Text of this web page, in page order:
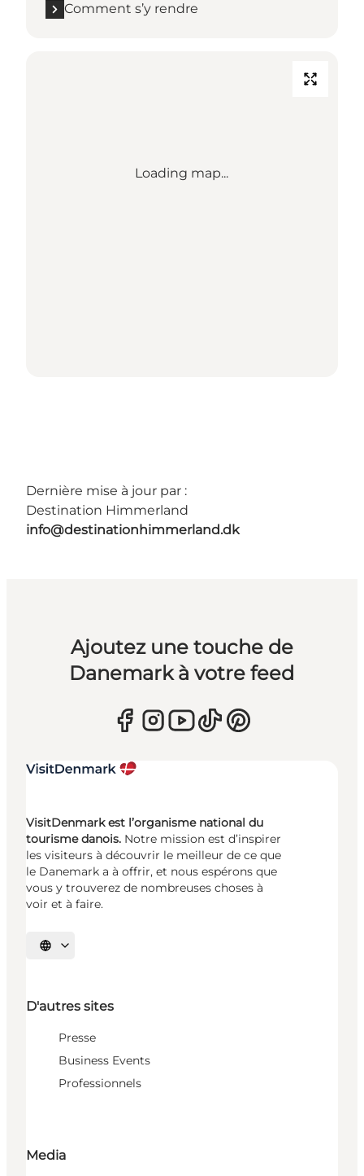
Comment s’y rendre
Loading map...
Dernière mise à jour par :
Destination Himmerland
info@destinationhimmerland.dk
Ajoutez une touche de
Danemark à votre feed
VisitDenmark est l’organisme national du
tourisme danois. Notre mission est d’inspirer
les visiteurs à découvrir le meilleur de ce que
le Danemark a à offrir, et nous espérons que
vous y trouverez de nombreuses choses à
voir et à faire.
Choisissez la langue
D'autres sites
Presse
Business Events
Professionnels
Media